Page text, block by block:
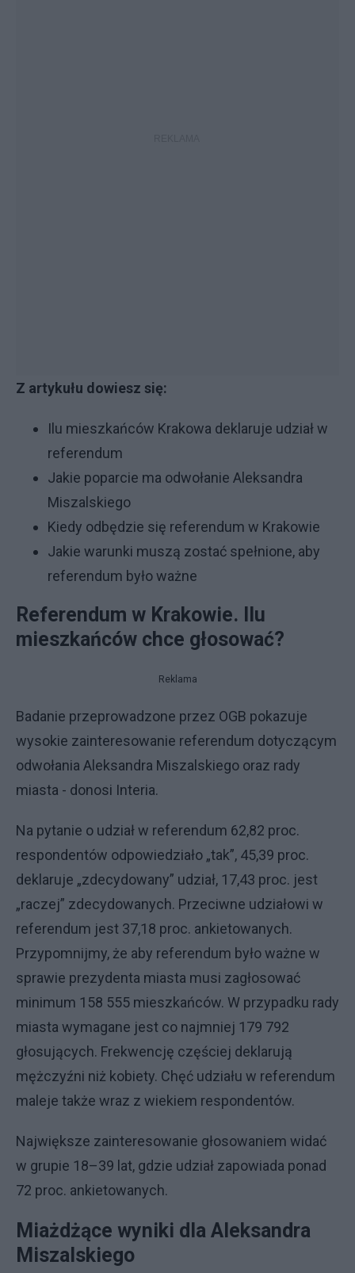
Z artykułu dowiesz się:
Ilu mieszkańców Krakowa deklaruje udział w
referendum
Jakie poparcie ma odwołanie Aleksandra
Miszalskiego
Kiedy odbędzie się referendum w Krakowie
Jakie warunki muszą zostać spełnione, aby
referendum było ważne
Referendum w Krakowie. Ilu
mieszkańców chce głosować?
Reklama
Badanie przeprowadzone przez OGB pokazuje
wysokie zainteresowanie referendum dotyczącym
odwołania Aleksandra Miszalskiego oraz rady
miasta - donosi Interia.
Na pytanie o udział w referendum 62,82 proc.
respondentów odpowiedziało „tak”, 45,39 proc.
deklaruje „zdecydowany” udział, 17,43 proc. jest
„raczej” zdecydowanych. Przeciwne udziałowi w
referendum jest 37,18 proc. ankietowanych.
Przypomnijmy, że aby referendum było ważne w
sprawie prezydenta miasta musi zagłosować
minimum 158 555 mieszkańców. W przypadku rady
miasta wymagane jest co najmniej 179 792
głosujących. Frekwencję częściej deklarują
mężczyźni niż kobiety. Chęć udziału w referendum
maleje także wraz z wiekiem respondentów.
Największe zainteresowanie głosowaniem widać
w grupie 18–39 lat, gdzie udział zapowiada ponad
72 proc. ankietowanych.
Miażdżące wyniki dla Aleksandra
Miszalskiego